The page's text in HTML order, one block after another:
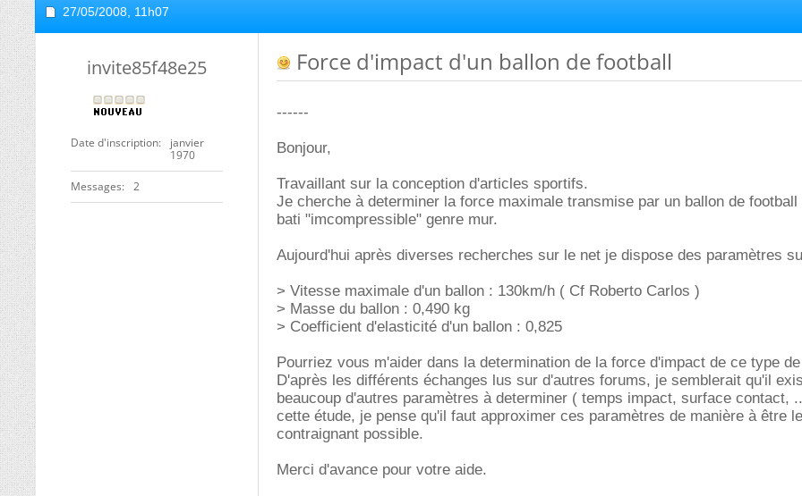
27/05/2008, 11h07
invite85f48e25
Date d'inscription
janvier
1970
Messages 2
Force d'impact d'un ballon de football
------
Bonjour,
Travaillant sur la conception d'articles sportifs.
Je cherche à determiner la force maximale transmise par un ballon de football
bati "imcompressible" genre mur.
Aujourd'hui après diverses recherches sur le net je dispose des paramètres
> Vitesse maximale d'un ballon : 130km/h ( Cf Roberto Carlos )
> Masse du ballon : 0,490 kg
> Coefficient d'elasticité d'un ballon : 0,825
Pourriez vous m'aider dans la determination de la force d'impact de ce type
D'après les différents échanges lus sur d'autres forums, je semblerait qu'il
beaucoup d'autres paramètres à determiner ( temps impact, surface contact,
cette étude, je pense qu'il faut approximer ces paramètres de manière à être
contraignant possible.
Merci d'avance pour votre aide.